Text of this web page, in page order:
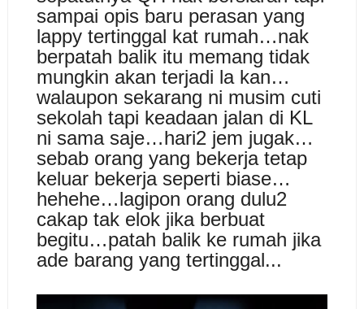
sampai opis baru perasan yang
lappy tertinggal kat rumah…nak
berpatah balik itu memang tidak
mungkin akan terjadi la kan…
walaupon sekarang ni musim cuti
sekolah tapi keadaan jalan di KL
ni sama saje…hari2 jem jugak…
sebab orang yang bekerja tetap
keluar bekerja seperti biase…
hehehe…lagipon orang dulu2
cakap tak elok jika berbuat
begitu…patah balik ke rumah jika
ade barang yang tertinggal...